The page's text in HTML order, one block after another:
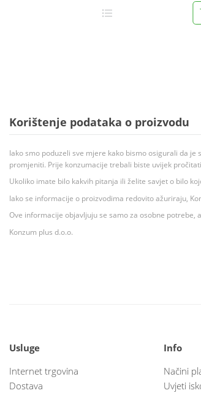
Korištenje podataka o proizvodu
Iako smo poduzeli sve mjere kako bismo osigurali da
promjeniti. Prije konzumacije trebali biste uvijek
Ukoliko imate bilo kakvih pitanja ili želite savjet o bilo
Iako se informacije o proizvodima redovito ažuriraju,
Ove informacije objavljuju se samo za osobne potrebe,
Konzum plus d.o.o.
Usluge
Internet trgovina
Dostava
Info
Načini
Uvjeti